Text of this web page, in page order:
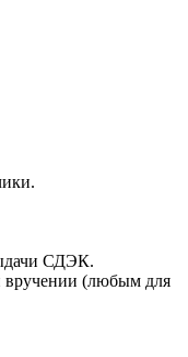
СДЭК.
вручении (любым для